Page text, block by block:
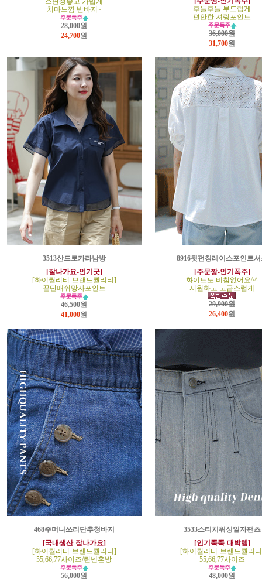
치마느낌 반바지~
28,000원
24,700원
후들후들 부드럽게
편안한 셔링포인트
36,000원
31,700원
3513산드로카라남방
[잘나가요-인기굿]
[하이퀄리티-브랜드퀄리티]
끝단매쉬망사포인트
46,500원
41,000원
8916뒷펀칭레이스포인트셔
[주문짱-인기폭주]
화이트도 비침없어요^^
시원하고 고급스럽게
29,900원
26,400원
468주머니쓰리단추청바지
[국내생산-잘나가요]
[하이퀄리티-브랜드퀄리티]
55,66,77사이즈/린넨혼방
56,000원
3533스티치워싱일자팬츠
[인기쭉쭉-대박템]
[하이퀄리티-브랜드퀄리
55,66,77사이즈
48,000원